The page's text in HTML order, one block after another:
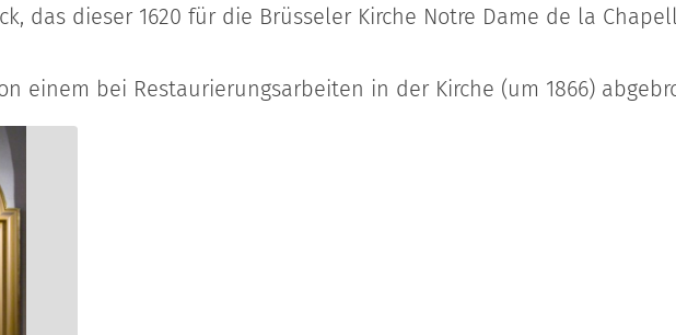
das dieser 1620 für die Brüsseler Kirche Notre Dame de la
einem bei Restaurierungsarbeiten in der Kirche (um 1866)